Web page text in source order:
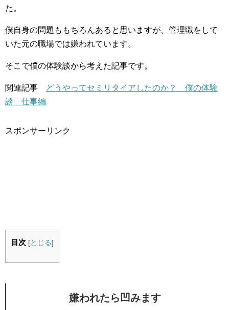
た。
僕自身の問題ももちろんあると思いますが、管理職をして
いた元の職場では嫌われています。
そこで僕の体験談から考えた記事です。
関連記事
どうやってセミリタイアしたのか？ 僕の体験
談 仕事編
スポンサーリンク
目次 [とじる]
嫌われたら凹みます